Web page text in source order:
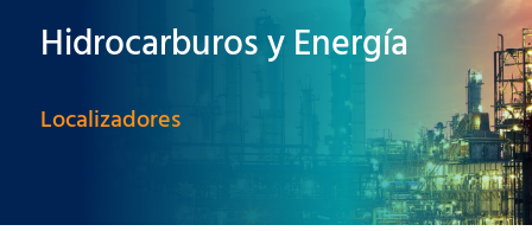
Hidrocarburos y Energía
Localizadores